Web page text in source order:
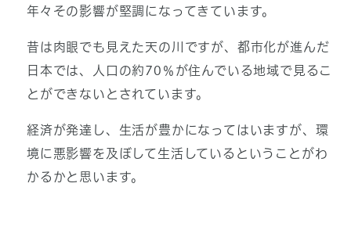
年々その影響が堅調になってきています。
昔は肉眼でも見えた天の川ですが、都市化が進んだ
日本では、人口の約70％が住んでいる地域で見るこ
とができないとされています。
経済が発達し、生活が豊かになってはいますが、環
境に悪影響を及ぼして生活しているということがわ
かるかと思います。